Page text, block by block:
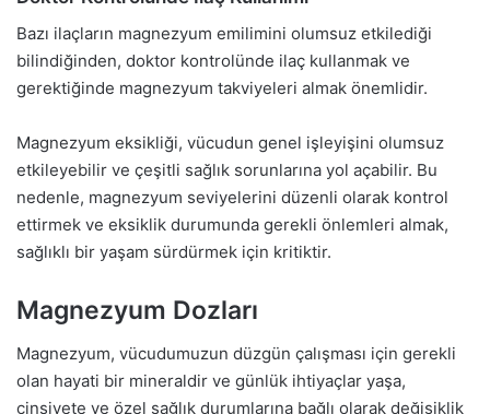
Bazı ilaçların magnezyum emilimini olumsuz etkilediği
bilindiğinden, doktor kontrolünde ilaç kullanmak ve
gerektiğinde magnezyum takviyeleri almak önemlidir.
Magnezyum eksikliği, vücudun genel işleyişini olumsuz
etkileyebilir ve çeşitli sağlık sorunlarına yol açabilir. Bu
nedenle, magnezyum seviyelerini düzenli olarak kontrol
ettirmek ve eksiklik durumunda gerekli önlemleri almak,
sağlıklı bir yaşam sürdürmek için kritiktir.
Magnezyum Dozları
Magnezyum, vücudumuzun düzgün çalışması için gerekli
olan hayati bir mineraldir ve günlük ihtiyaçlar yaşa,
cinsiyete ve özel sağlık durumlarına bağlı olarak değişiklik